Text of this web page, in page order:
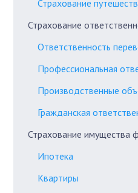
Страхование
Страхование
Ответственность
Профессиональная
Производственные
Гражданская
Страхование имущества
Ипотека
Квартиры